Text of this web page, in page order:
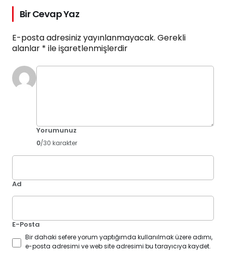
Bir Cevap Yaz
E-posta adresiniz yayınlanmayacak. Gerekli
alanlar * ile işaretlenmişlerdir
Yorumunuz
0/30 karakter
Ad
E-Posta
Bir dahaki sefere yorum yaptığımda kullanılmak üzere adımı,
e-posta adresimi ve web site adresimi bu tarayıcıya kaydet.